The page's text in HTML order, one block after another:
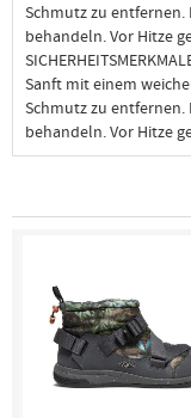
Schmutz zu
behandeln. Vor Hitze
Sanft mit einem
Schmutz zu
behandeln. Vor Hitze